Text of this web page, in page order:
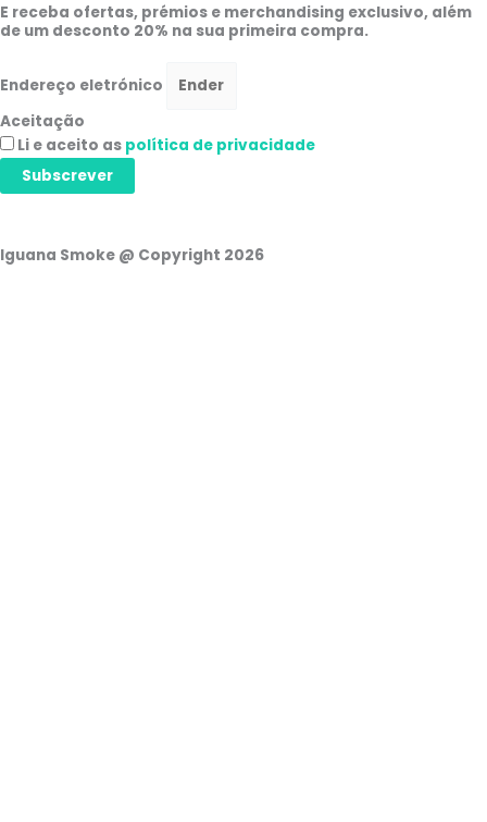
E receba ofertas, prémios e merchandising exclusivo, além
de um desconto 20% na sua primeira compra.
Endereço eletrónico
Aceitação
Li e aceito as política de privacidade
Subscrever
Iguana Smoke @ Copyright 2026